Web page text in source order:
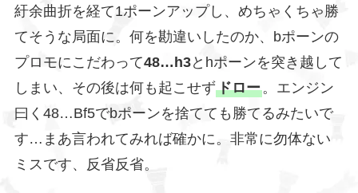
紆余曲折を経て1ポーンアップし、めちゃくちゃ勝
てそうな局面に。何を勘違いしたのか、bポーンの
プロモにこだわって48…h3とhポーンを突き越して
しまい、その後は何も起こせずドロー。エンジン
曰く48…Bf5でbポーンを捨てても勝てるみたいで
す…まあ言われてみれば確かに。非常に勿体ない
ミスです、反省反省。